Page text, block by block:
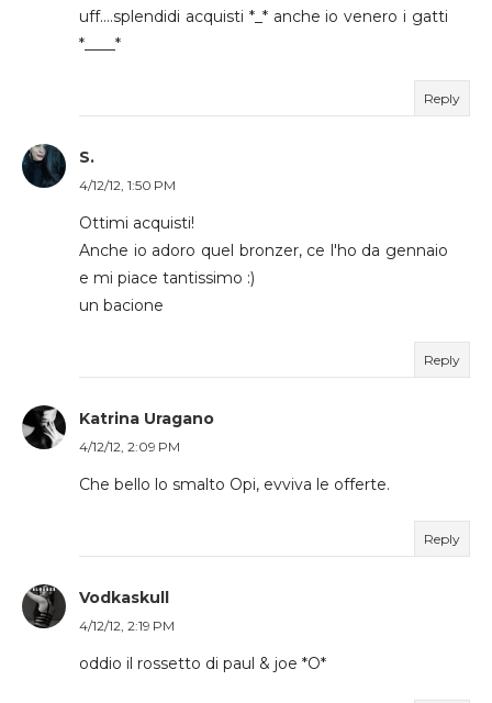
uff....splendidi acquisti *_* anche io venero i gatti
*____*
Reply
S.
4/12/12, 1:50 PM
Ottimi acquisti!
Anche io adoro quel bronzer, ce l'ho da gennaio
e mi piace tantissimo :)
un bacione
Reply
Katrina Uragano
4/12/12, 2:09 PM
Che bello lo smalto Opi, evviva le offerte.
Reply
Vodkaskull
4/12/12, 2:19 PM
oddio il rossetto di paul & joe *O*